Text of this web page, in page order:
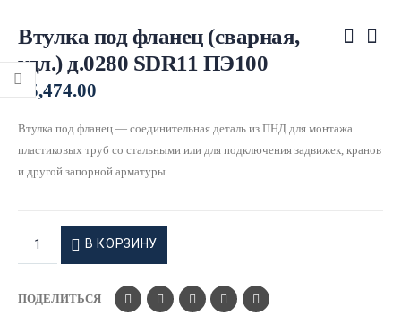
Втулка под фланец (сварная,
удл.) д.0280 SDR11 ПЭ100
₽ 5,474.00
Втулка под фланец — соединительная деталь из ПНД для монтажа
пластиковых труб со стальными или для подключения задвижек, кранов
и другой запорной арматуры.
В КОРЗИНУ
ПОДЕЛИТЬСЯ